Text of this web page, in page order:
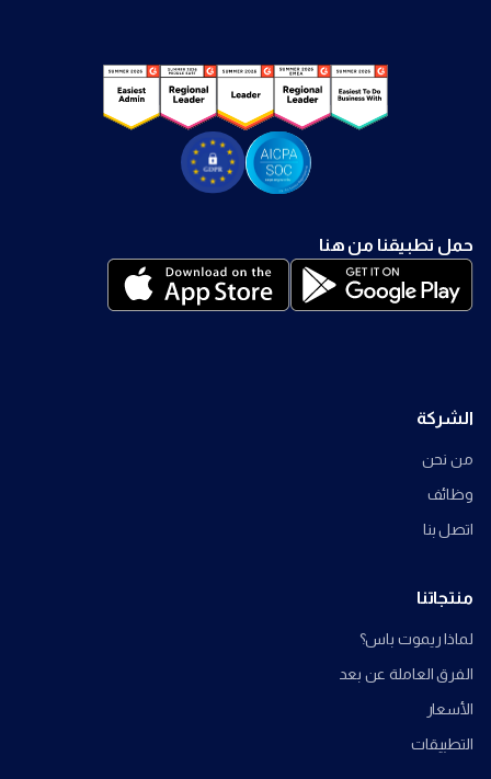
حمل تطبيقنا من هنا
الشركة
من نحن
وظائف
اتصل بنا
منتجاتنا
لماذا ريموت باس؟
الفرق العاملة عن بعد
الأسعار
التطبيقات